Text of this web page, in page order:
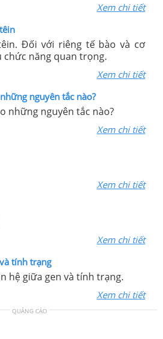
Xem chi tiết
Đối với riêng tế bào và cơ
năng quan trọng.
Xem chi tiết
nguyên tắc nào?
những nguyên tắc nào?
Xem chi tiết
Xem chi tiết
Xem chi tiết
tính trạng
hệ giữa gen và tính trạng.
Xem chi tiết
QUẢNG CÁO